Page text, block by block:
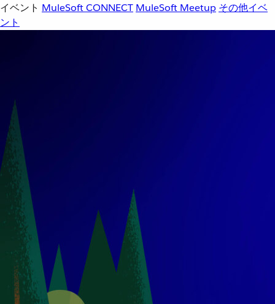
イベント MuleSoft CONNECT MuleSoft Meetup その他イベ
ント